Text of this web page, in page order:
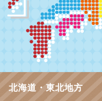
北海道・東北地方